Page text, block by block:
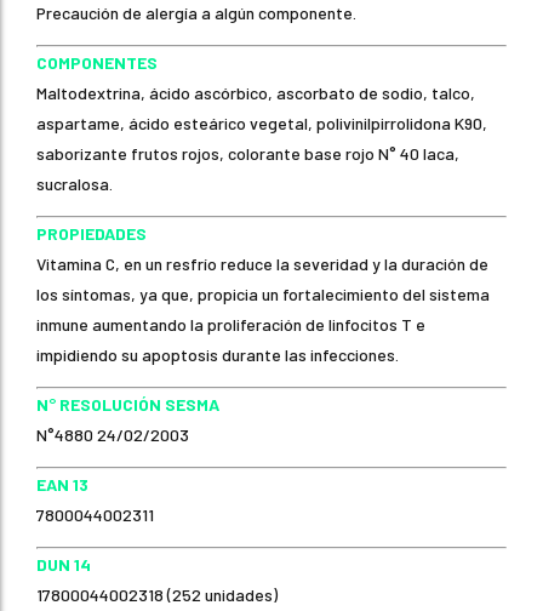
Precaución de alergía a algún componente.
COMPONENTES
Maltodextrina, ácido ascórbico, ascorbato de sodio, talco,
aspartame, ácido esteárico vegetal, polivinilpirrolidona K90,
saborizante frutos rojos, colorante base rojo N° 40 laca,
sucralosa.
PROPIEDADES
Vitamina C, en un resfrío reduce la severidad y la duración de
los síntomas, ya que, propicia un fortalecimiento del sistema
inmune aumentando la proliferación de linfocitos T e
impidiendo su apoptosis durante las infecciones.
N° RESOLUCIÓN SESMA
N°4880 24/02/2003
EAN 13
7800044002311
DUN 14
17800044002318 (252 unidades)